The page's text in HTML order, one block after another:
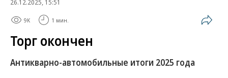
26.12.2025, 15:51
9K 1 мин.
Торг окончен
Антикварно-автомобильные итоги 2025 года